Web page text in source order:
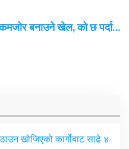
बनाउने खेल, को छ पर्दा…